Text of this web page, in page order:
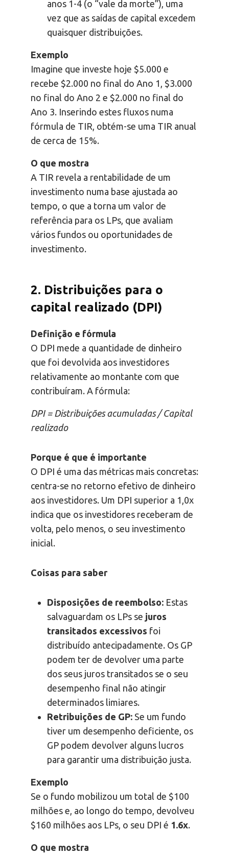
anos 1-4 (o “vale da morte”), uma
vez que as saídas de capital excedem
quaisquer distribuições.
Exemplo
Imagine que investe hoje $5.000 e
recebe $2.000 no final do Ano 1, $3.000
no final do Ano 2 e $2.000 no final do
Ano 3. Inserindo estes fluxos numa
fórmula de TIR, obtém-se uma TIR anual
de cerca de 15%.
O que mostra
A TIR revela a rentabilidade de um
investimento numa base ajustada ao
tempo, o que a torna um valor de
referência para os LPs, que avaliam
vários fundos ou oportunidades de
investimento.
2. Distribuições para o
capital realizado (DPI)
Definição e fórmula
O DPI mede a quantidade de dinheiro
que foi devolvida aos investidores
relativamente ao montante com que
contribuíram. A fórmula:
DPI = Distribuições acumuladas / Capital
realizado
Porque é que é importante
O DPI é uma das métricas mais concretas:
centra-se no retorno efetivo de dinheiro
aos investidores. Um DPI superior a 1,0x
indica que os investidores receberam de
volta, pelo menos, o seu investimento
inicial.
Coisas para saber
Disposições de reembolso: Estas
salvaguardam os LPs se juros
transitados excessivos foi
distribuído antecipadamente. Os GP
podem ter de devolver uma parte
dos seus juros transitados se o seu
desempenho final não atingir
determinados limiares.
Retribuições de GP: Se um fundo
tiver um desempenho deficiente, os
GP podem devolver alguns lucros
para garantir uma distribuição justa.
Exemplo
Se o fundo mobilizou um total de $100
milhões e, ao longo do tempo, devolveu
$160 milhões aos LPs, o seu DPI é 1.6x.
O que mostra